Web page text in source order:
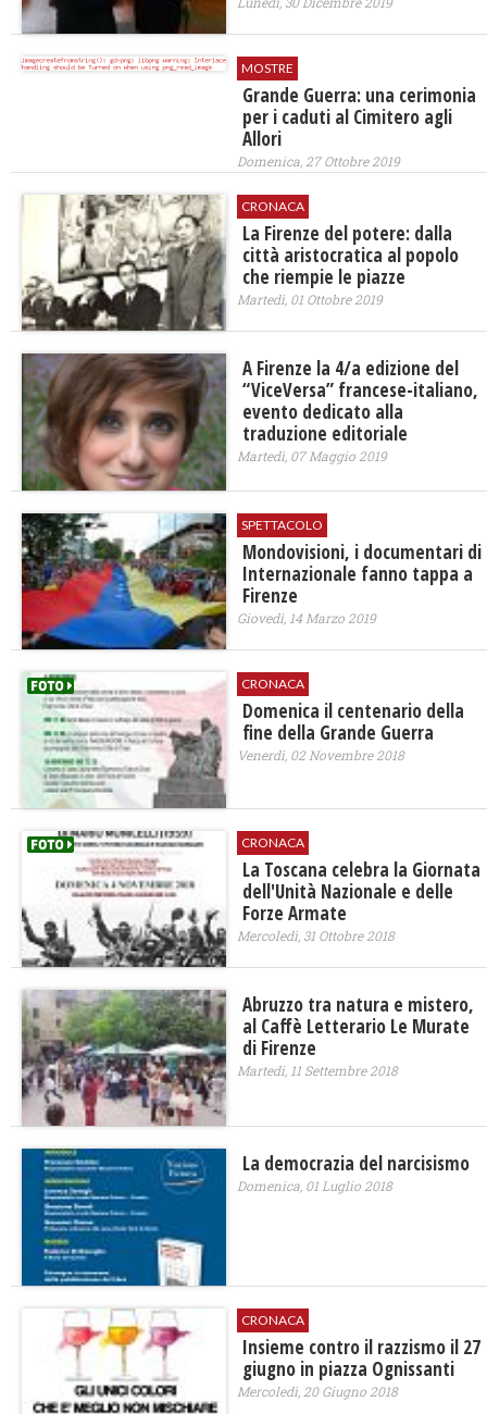
MOSTRE
Grande Guerra: una cerimonia
per i caduti al Cimitero agli
Allori
Domenica, 27 Ottobre 2019
CRONACA
La Firenze del potere: dalla
città aristocratica al popolo
che riempie le piazze
Martedì, 01 Ottobre 2019
A Firenze la 4/a edizione del
“ViceVersa” francese-italiano,
evento dedicato alla
traduzione editoriale
Martedì, 07 Maggio 2019
SPETTACOLO
Mondovisioni, i documentari di
Internazionale fanno tappa a
Firenze
Giovedì, 14 Marzo 2019
CRONACA
Domenica il centenario della
fine della Grande Guerra
Venerdì, 02 Novembre 2018
CRONACA
La Toscana celebra la Giornata
dell'Unità Nazionale e delle
Forze Armate
Mercoledì, 31 Ottobre 2018
Abruzzo tra natura e mistero,
al Caffè Letterario Le Murate
di Firenze
Martedì, 11 Settembre 2018
La democrazia del narcisismo
Domenica, 01 Luglio 2018
CRONACA
Insieme contro il razzismo il 27
giugno in piazza Ognissanti
Mercoledì, 20 Giugno 2018